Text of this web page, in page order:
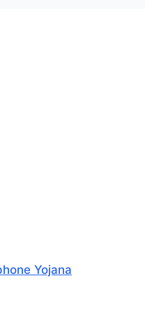
Yojana